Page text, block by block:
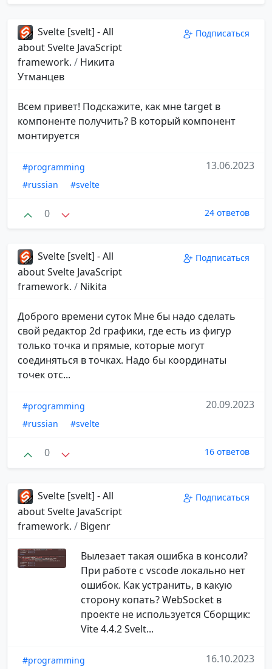
Svelte [svelt] - All
about Svelte JavaScript
framework. / Никита
Утманцев
Подписаться
Всем привет! Подскажите, как мне target в
компоненте получить? В который компонент
монтируется
#programming
#russian
#svelte
13.06.2023
0 24 ответов
Svelte [svelt] - All
about Svelte JavaScript
framework. / Nikita
Подписаться
Доброго времени суток Мне бы надо сделать
свой редактор 2d графики, где есть из фигур
только точка и прямые, которые могут
соединяться в точках. Надо бы координаты
точек отс...
#programming
#russian
#svelte
20.09.2023
0 16 ответов
Svelte [svelt] - All
about Svelte JavaScript
framework. / Bigenr
Подписаться
Вылезает такая ошибка в консоли?
При работе с vscode локально нет
ошибок. Как устранить, в какую
сторону копать? WebSocket в
проекте не используется Cборщик:
Vite 4.4.2 Svelt...
#programming
16.10.2023